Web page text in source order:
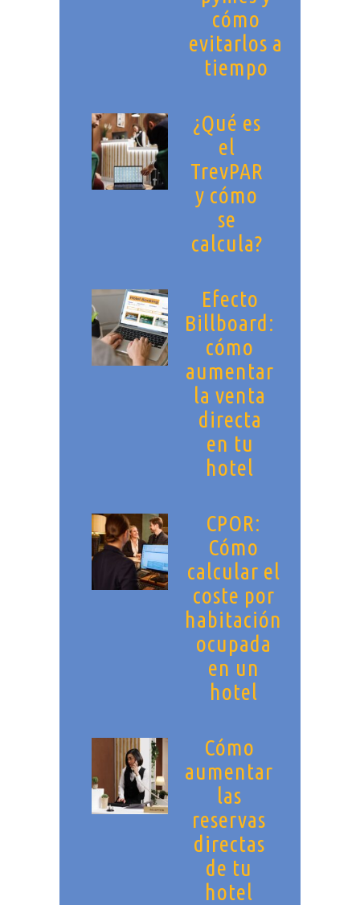
cómo
evitarlos a
tiempo
¿Qué es
el
TrevPAR
y cómo
se
calcula?
Efecto
Billboard:
cómo
aumentar
la venta
directa
en tu
hotel
CPOR:
Cómo
calcular el
coste por
habitación
ocupada
en un
hotel
Cómo
aumentar
las
reservas
directas
de tu
hotel